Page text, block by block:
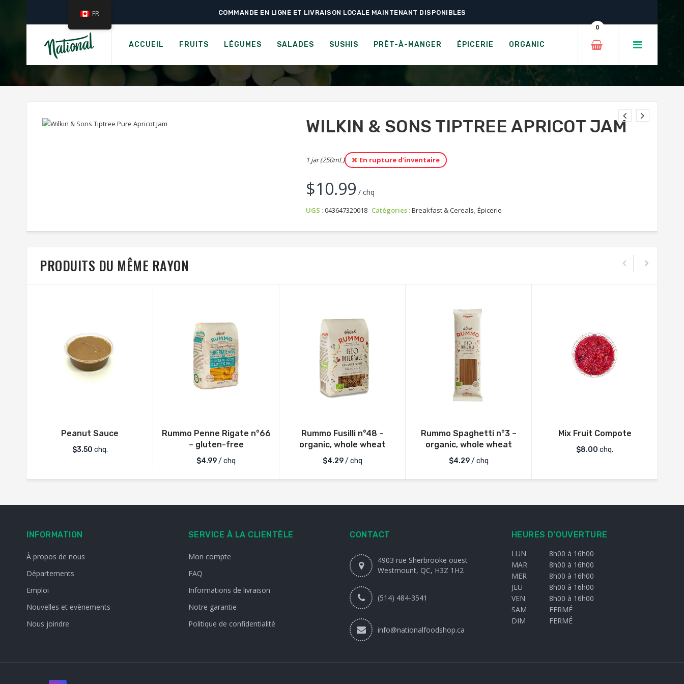
COMMANDE EN LIGNE ET LIVRAISON LOCALE MAINTENANT DISPONIBLES
ACCUEIL FRUITS LÉGUMES SALADES SUSHIS PRÊT-À-MANGER ÉPICERIE ORGANIC
0
Accueil › Épicerie › Breakfast & Cereals › Wilkin & Sons Tiptree Apricot Jam
WILKIN & SONS TIPTREE PURE APRICOT JAM
WILKIN & SONS TIPTREE APRICOT JAM
1 jar (250mL) En rupture d’inventaire
$10.99 / chq
UGS :043647320018 Catégories :Breakfast & Cereals,Épicerie
PRODUITS DU MÊME RAYON
Peanut Sauce
$3.50 chq.
Rummo Penne Rigate n°66
– gluten-free
$4.99/ chq
Rummo Fusilli n°48 –
organic, whole wheat
$4.29/ chq
Rummo Spaghetti n°3 –
organic, whole wheat
$4.29/ chq
Mix Fruit Compote
$8.00 chq.
INFORMATION
À propos de nous
Départements
Emploi
Nouvelles et evènements
Nous joindre
SERVICE À LA CLIENTÈLE
Mon compte
FAQ
Informations de livraison
Notre garantie
Politique de confidentialité
CONTACT
4903 rue Sherbrooke ouest
Westmount, QC, H3Z 1H2
(514) 484-3541
info@nationalfoodshop.ca
HEURES D'OUVERTURE
LUN
8h00 à 16h00
MAR
8h00 à 16h00
MER
8h00 à 16h00
JEU
8h00 à 16h00
VEN
8h00 à 16h00
SAM
FERMÉ
DIM
FERMÉ
FR